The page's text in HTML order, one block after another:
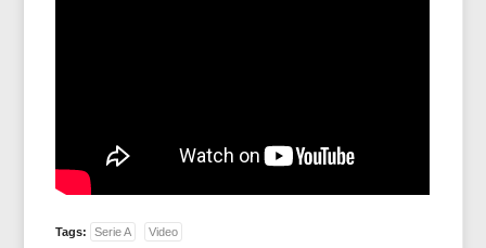
Tags: Serie A Video